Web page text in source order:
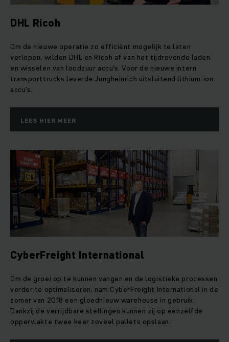
DHL Ricoh
Om de nieuwe operatie zo efficiënt mogelijk te laten
verlopen, wilden DHL en Ricoh af van het tijdrovende laden
en wisselen van loodzuur accu’s. Voor de nieuwe intern
transporttrucks leverde Jungheinrich uitsluitend lithium-ion
accu’s.
LEES HIER MEER
CyberFreight International
Om de groei op te kunnen vangen en de logistieke processen
verder te optimaliseren, nam CyberFreight International in de
zomer van 2018 een gloednieuw warehouse in gebruik.
Dankzij de verrijdbare stellingen kunnen zij op eenzelfde
oppervlakte twee keer zoveel pallets opslaan.